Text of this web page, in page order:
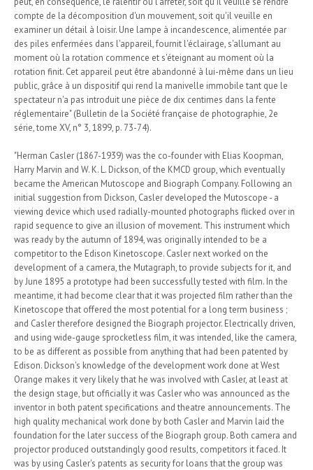
compte de la décomposition d'un mouvement, soit qu'il veuille en
examiner un détail à loisir. Une lampe à incandescence, alimentée par
des piles enfermées dans l'appareil, fournit l'éclairage, s'allumant au
moment où la rotation commence et s'éteignant au moment où la
rotation finit. Cet appareil peut être abandonné à lui-même dans un lieu
public, grâce à un dispositif qui rend la manivelle immobile tant que le
spectateur n'a pas introduit une pièce de dix centimes dans la fente
réglementaire" (Bulletin de la Société française de photographie, 2e
série, tome XV, n° 3, 1899, p. 73-74).
"Herman Casler (1867-1939) was the co-founder with Elias Koopman,
Harry Marvin and W. K. L. Dickson, of the KMCD group, which eventually
became the American Mutoscope and Biograph Company. Following an
initial suggestion from Dickson, Casler developed the Mutoscope - a
viewing device which used radially-mounted photographs flicked over in
rapid sequence to give an illusion of movement. This instrument which
was ready by the autumn of 1894, was originally intended to be a
competitor to the Edison Kinetoscope. Casler next worked on the
development of a camera, the Mutagraph, to provide subjects for it, and
by June 1895 a prototype had been successfully tested with film. In the
meantime, it had become clear that it was projected film rather than the
Kinetoscope that offered the most potential for a long term business ;
and Casler therefore designed the Biograph projector. Electrically driven,
and using wide-gauge sprocketless film, it was intended, like the camera,
to be as different as possible from anything that had been patented by
Edison. Dickson's knowledge of the development work done at West
Orange makes it very likely that he was involved with Casler, at least at
the design stage, but officially it was Casler who was announced as the
inventor in both patent specifications and theatre announcements. The
high quality mechanical work done by both Casler and Marvin laid the
foundation for the later success of the Biograph group. Both camera and
projector produced outstandingly good results, competitors it faced. It
was by using Casler's patents as security for loans that the group was